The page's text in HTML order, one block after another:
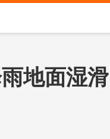
地面湿